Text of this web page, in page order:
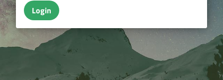
Login